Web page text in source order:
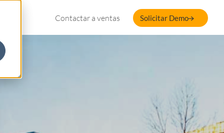
Contactar a ventas Solicitar Demo